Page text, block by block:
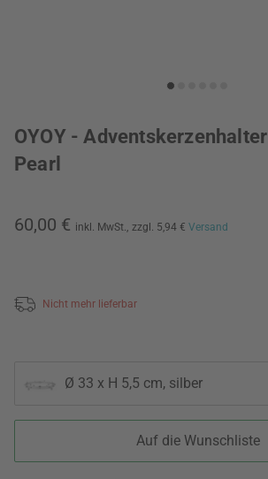
OYOY - Adventskerzenhalter
Pearl
60,00 € inkl. MwSt., zzgl. 5,94 € Versand
Nicht mehr lieferbar
Ø 33 x H 5,5 cm, silber
Auf die Wunschliste